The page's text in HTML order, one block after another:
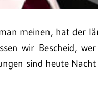
meinen, hat der
wir Bescheid,
sind heute